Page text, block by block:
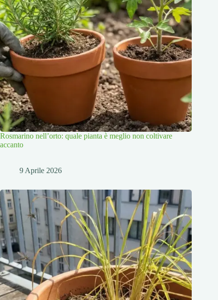
Rosmarino nell’orto: quale pianta è meglio non coltivare
accanto
9 Aprile 2026